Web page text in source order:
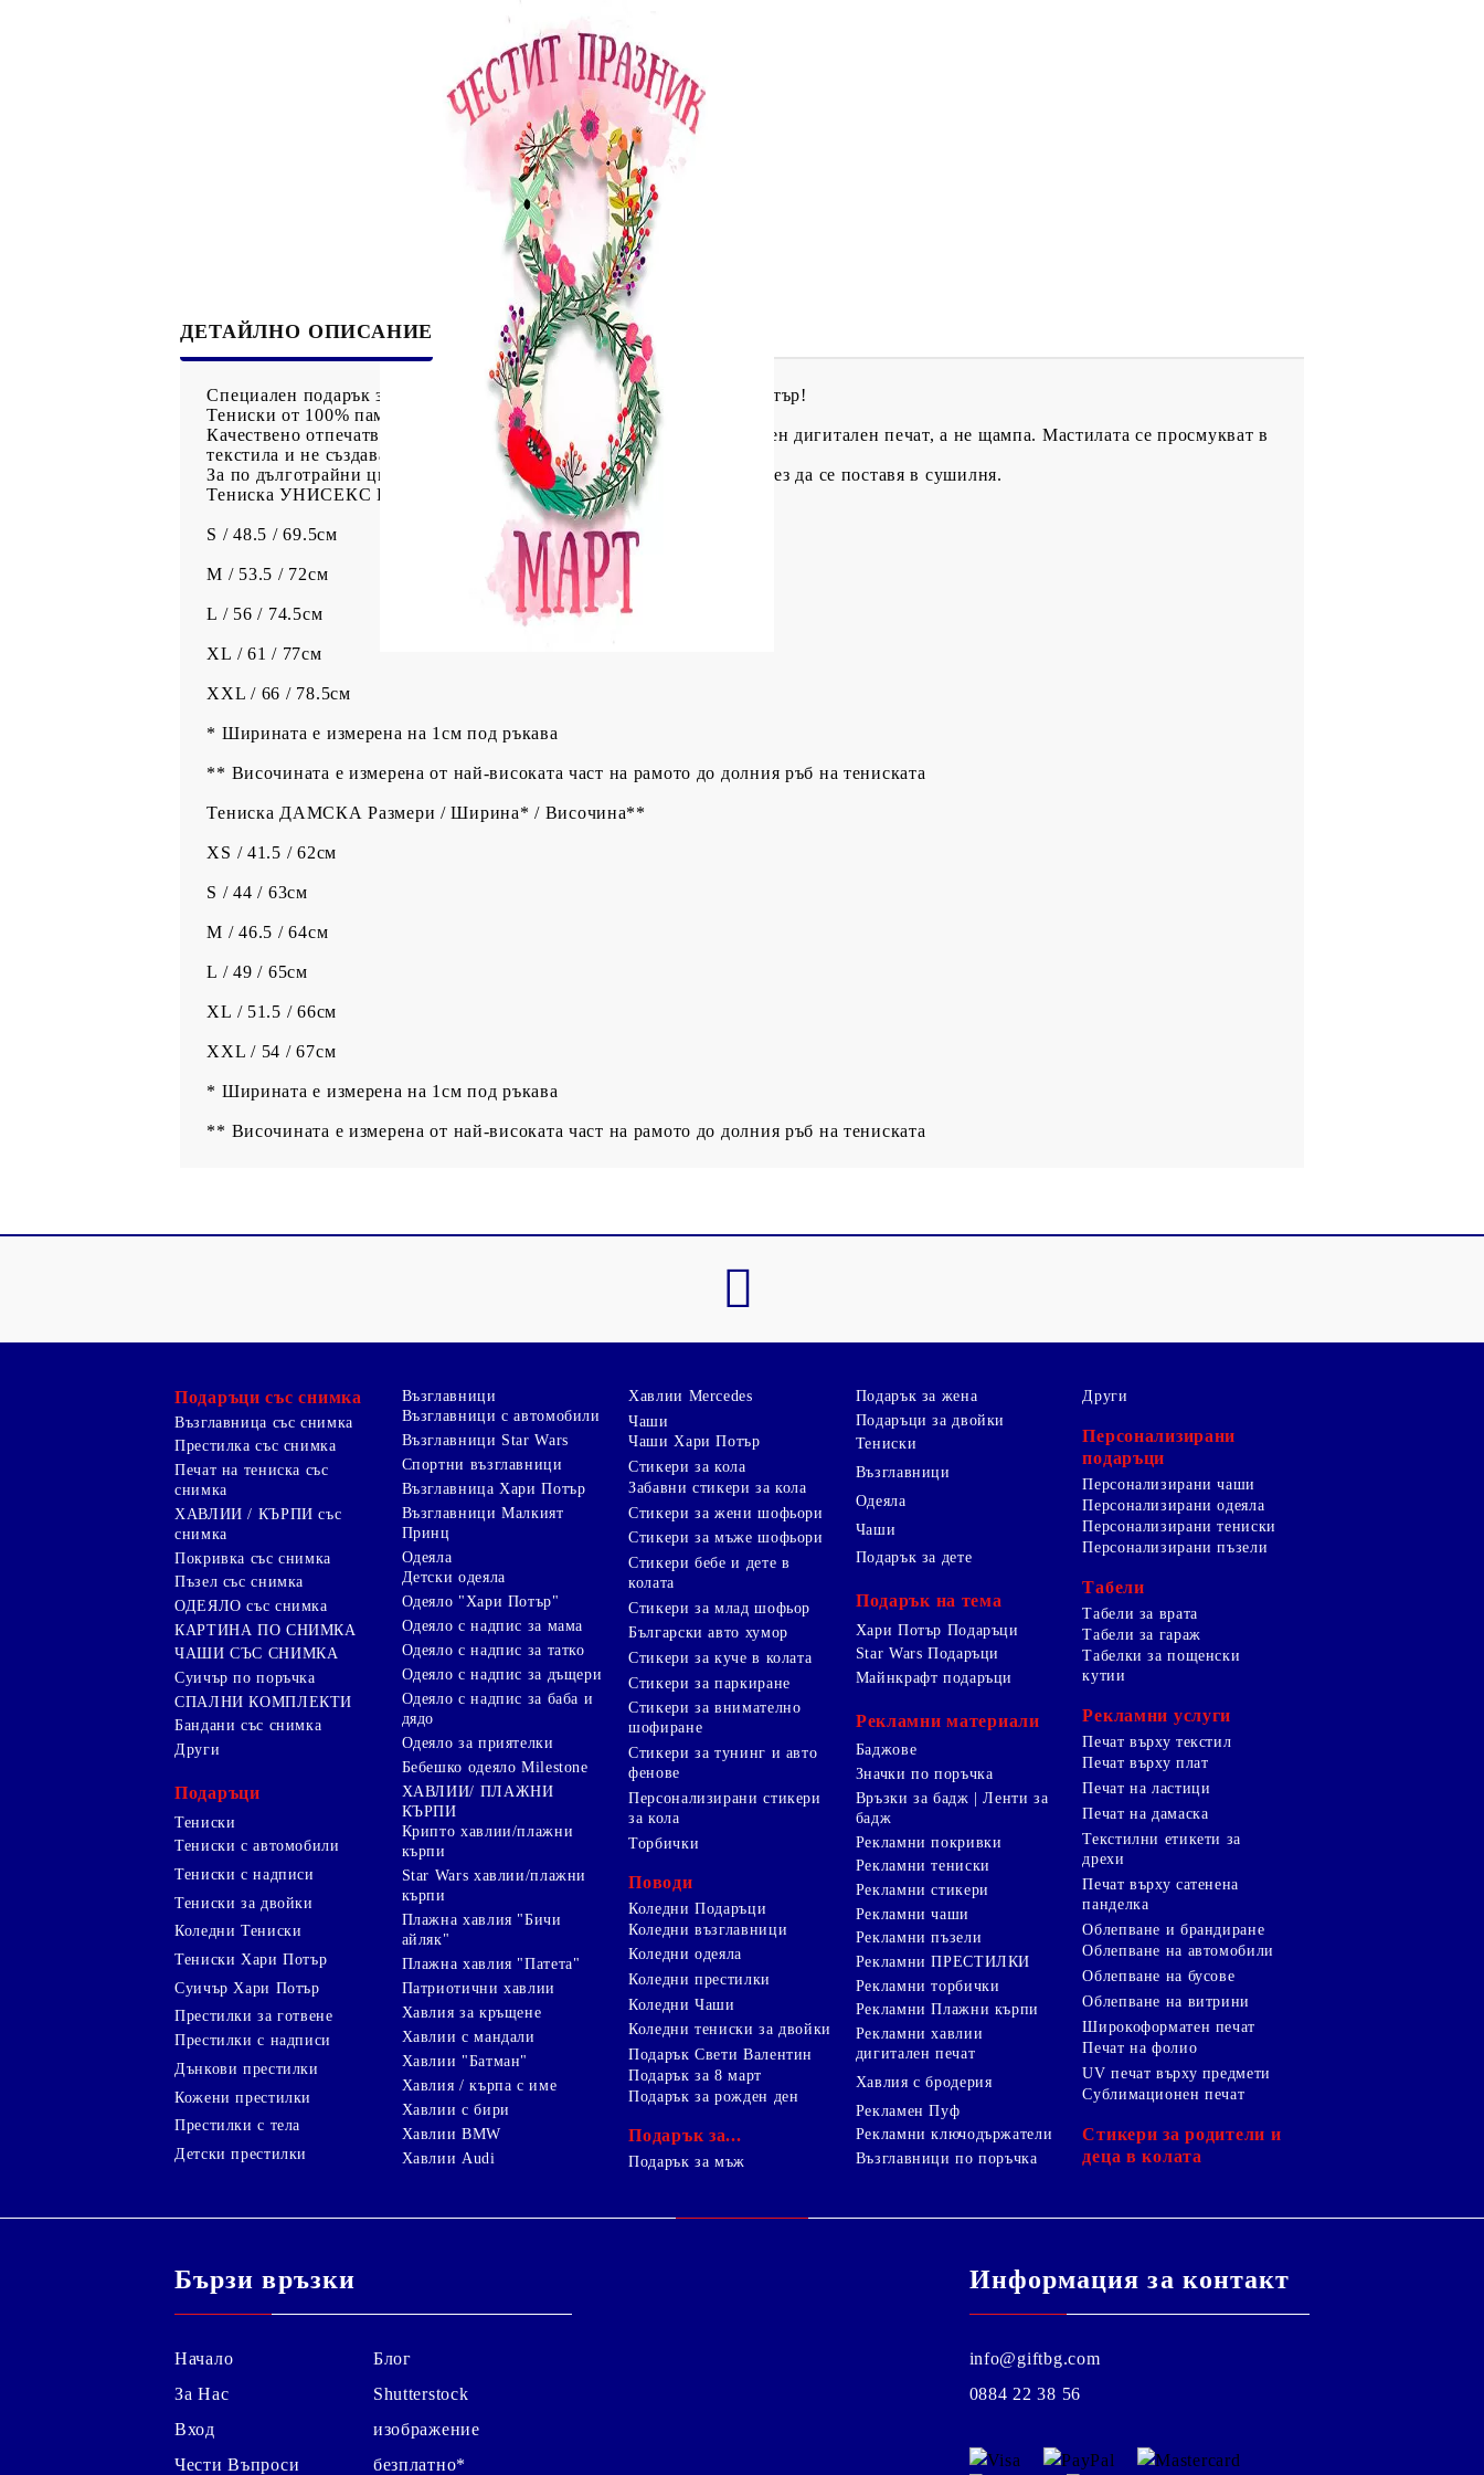
Сподели Tweet
ДЕТАЙЛНО ОПИСАНИЕ
Специален подарък за всички дами, които правят живота ни по-пъстър!
Тениски от 100% памук.
Качествено отпечатване на изображение върху тениска чрез директен дигитален печат, а не щампа. Мастилата се просмукват в
текстила и не създават дискомфорт. На пипане се усеща мекота.
За по дълготрайни цветове препоръчваме да се пере на 30 градуса без да се поставя в сушилня.
Тениска УНИСЕКС Размери / Ширина* / Височина**
S / 48.5 / 69.5см
M / 53.5 / 72см
L / 56 / 74.5см
XL / 61 / 77см
XXL / 66 / 78.5см
* Ширината е измерена на 1см под ръкава
** Височината е измерена от най-високата част на рамото до долния ръб на тениската
Тениска ДАМСКА Размери / Ширина* / Височина**
XS / 41.5 / 62см
S / 44 / 63см
M / 46.5 / 64см
L / 49 / 65см
XL / 51.5 / 66см
XXL / 54 / 67см
* Ширината е измерена на 1см под ръкава
** Височината е измерена от най-високата част на рамото до долния ръб на тениската
Подаръци със снимка
Възглавница със снимка
Престилка със снимка
Печат на тениска със
снимка
ХАВЛИИ / КЪРПИ със
снимка
Покривка със снимка
Пъзел със снимка
ОДЕЯЛО със снимка
КАРТИНА ПО СНИМКА
ЧАШИ СЪС СНИМКА
Суичър по поръчка
СПАЛНИ КОМПЛЕКТИ
Бандани със снимка
Други
Подаръци
Тениски
Тениски с автомобили
Тениски с надписи
Тениски за двойки
Коледни Тениски
Тениски Хари Потър
Суичър Хари Потър
Престилки за готвене
Престилки с надписи
Дънкови престилки
Кожени престилки
Престилки с тела
Детски престилки
Възглавници
Възглавници с автомобили
Възглавници Star Wars
Спортни възглавници
Възглавница Хари Потър
Възглавници Малкият
Принц
Одеяла
Детски одеяла
Одеяло "Хари Потър"
Одеяло с надпис за мама
Одеяло с надпис за татко
Одеяло с надпис за дъщери
Одеяло с надпис за баба и
дядо
Одеяло за приятелки
Бебешко одеяло Milestone
ХАВЛИИ/ ПЛАЖНИ
КЪРПИ
Крипто хавлии/плажни
кърпи
Star Wars хавлии/плажни
кърпи
Плажна хавлия "Бичи
айляк"
Плажна хавлия "Патета"
Патриотични хавлии
Хавлия за кръщене
Хавлии с мандали
Хавлии "Батман"
Хавлия / кърпа с име
Хавлии с бири
Хавлии BMW
Хавлии Audi
Хавлии Mercedes
Чаши
Чаши Хари Потър
Стикери за кола
Забавни стикери за кола
Стикери за жени шофьори
Стикери за мъже шофьори
Стикери бебе и дете в
колата
Стикери за млад шофьор
Български авто хумор
Стикери за куче в колата
Стикери за паркиране
Стикери за внимателно
шофиране
Стикери за тунинг и авто
фенове
Персонализирани стикери
за кола
Торбички
Поводи
Коледни Подаръци
Коледни възглавници
Коледни одеяла
Коледни престилки
Коледни Чаши
Коледни тениски за двойки
Подарък Свети Валентин
Подарък за 8 март
Подарък за рожден ден
Подарък за...
Подарък за мъж
Подарък за жена
Подаръци за двойки
Тениски
Възглавници
Одеяла
Чаши
Подарък за дете
Подарък на тема
Хари Потър Подаръци
Star Wars Подаръци
Майнкрафт подаръци
Рекламни материали
Баджове
Значки по поръчка
Връзки за бадж | Ленти за
бадж
Рекламни покривки
Рекламни тениски
Рекламни стикери
Рекламни чаши
Рекламни пъзели
Рекламни ПРЕСТИЛКИ
Рекламни торбички
Рекламни Плажни кърпи
Рекламни хавлии
дигитален печат
Хавлия с бродерия
Рекламен Пуф
Рекламни ключодържатели
Възглавници по поръчка
Други
Персонализирани
подаръци
Персонализирани чаши
Персонализирани одеяла
Персонализирани тениски
Персонализирани пъзели
Табели
Табели за врата
Табели за гараж
Табелки за пощенски
кутии
Рекламни услуги
Печат върху текстил
Печат върху плат
Печат на ластици
Печат на дамаска
Текстилни етикети за
дрехи
Печат върху сатенена
панделка
Облепване и брандиране
Облепване на автомобили
Облепване на бусове
Облепване на витрини
Широкоформатен печат
Печат на фолио
UV печат върху предмети
Сублимационен печат
Стикери за родители и
деца в колата
Бързи връзки
Начало
За Нас
Вход
Чести Въпроси
Блог
Shutterstock
изображение
безплатно*
Информация за контакт
info@giftbg.com
0884 22 38 56